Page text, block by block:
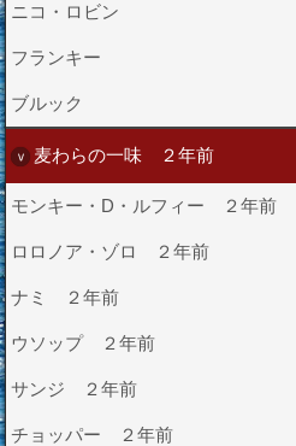
ニコ・ロビン
フランキー
ブルック
麦わらの一味 ２年前
モンキー・D・ルフィー ２年前
ロロノア・ゾロ ２年前
ナミ ２年前
ウソップ ２年前
サンジ ２年前
チョッパー ２年前